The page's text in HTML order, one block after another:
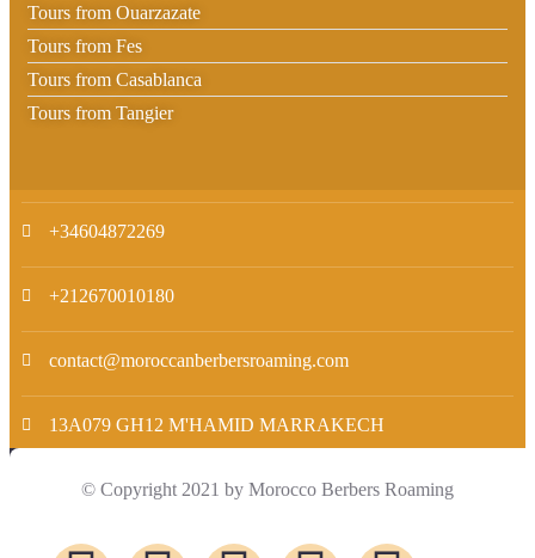
Tours from Ouarzazate
Tours from Fes
Tours from Casablanca
Tours from Tangier
+34604872269
+212670010180
contact@moroccanberbersroaming.com
13A079 GH12 M'HAMID MARRAKECH
© Copyright 2021 by Morocco Berbers Roaming